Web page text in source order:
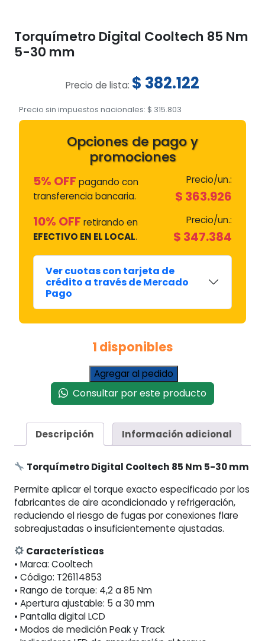
Torquímetro Digital Cooltech 85 Nm
5-30 mm
Precio de lista: $ 382.122
Precio sin impuestos nacionales: $ 315.803
Opciones de pago y
promociones
5% OFF pagando con
transferencia bancaria.
Precio/un.:
$ 363.926
10% OFF retirando en
EFECTIVO EN EL LOCAL.
Precio/un.:
$ 347.384
Ver cuotas con tarjeta de
crédito a través de Mercado
Pago
1 disponibles
Torquímetro
Digital
Cooltech
Nm
5-
mm
cantidad
Agregar al pedido
Consultar por este producto
Descripción Información adicional
Torquímetro Digital Cooltech 85 Nm 5-30 mm
Permite aplicar el torque exacto especificado por los
fabricantes de aire acondicionado y refrigeración,
reduciendo el riesgo de fugas por conexiones flare
sobreajustadas o insuficientemente ajustadas.
Características
• Marca: Cooltech
• Código: T26114853
• Rango de torque: 4,2 a 85 Nm
• Apertura ajustable: 5 a 30 mm
• Pantalla digital LCD
• Modos de medición Peak y Track